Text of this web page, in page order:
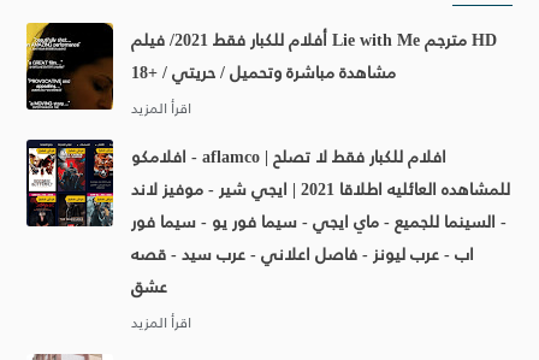
أفلام للكبار فقط 2021/ فيلم Lie with Me مترجم HD
مشاهدة مباشرة وتحميل / حريتي / +18
افلامكو - aflamco | افلام للكبار فقط لا تصلح
للمشاهده العائليه اطلاقا 2021 | ايجي شير - موفيز لاند
- السينما للجميع - ماي ايجي - سيما فور يو - سيما فور
اب - عرب ليونز - فاصل اعلاني - عرب سيد - قصه
عشق